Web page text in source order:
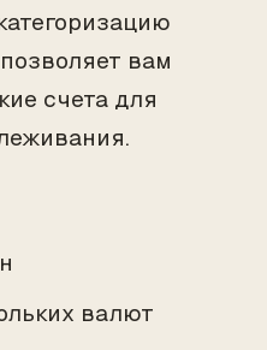
вам
счета для
валют